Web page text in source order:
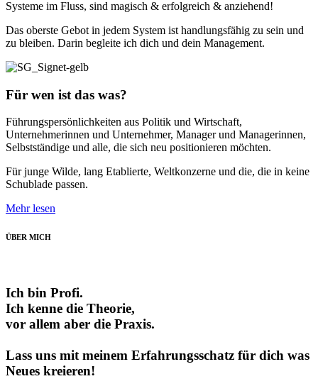
Systeme im Fluss, sind magisch & erfolgreich & anziehend!
Das oberste Gebot in jedem System ist handlungsfähig zu sein und
zu bleiben. Darin begleite ich dich und dein Management.
Für wen ist das was?
Führungspersönlichkeiten aus Politik und Wirtschaft,
Unternehmerinnen und Unternehmer, Manager und Managerinnen,
Selbstständige und alle, die sich neu positionieren möchten.
Für junge Wilde, lang Etablierte, Weltkonzerne und die, die in keine
Schublade passen.
Mehr lesen
ÜBER MICH
Ich bin Profi.
Ich kenne die Theorie,
vor allem aber die Praxis.
Lass uns mit meinem Erfahrungsschatz für dich was
Neues kreieren!